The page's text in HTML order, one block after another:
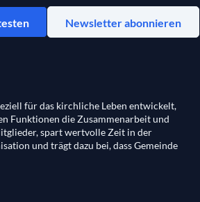
Newsletter abonnieren
für das kirchliche Leben entwickelt,
Funktionen die Zusammenarbeit und
spart wertvolle Zeit in der
und trägt dazu bei, dass Gemeinde